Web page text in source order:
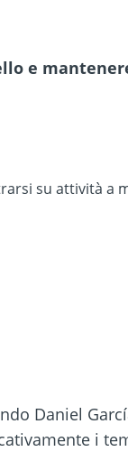
e
su attività a
Daniel
i